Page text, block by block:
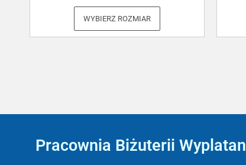
WYBIERZ ROZMIAR
Pracownia Biżuterii